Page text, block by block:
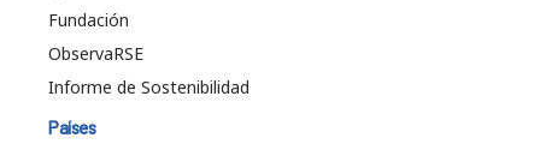
Fundación
ObservaRSE
Informe de Sostenibilidad
Países